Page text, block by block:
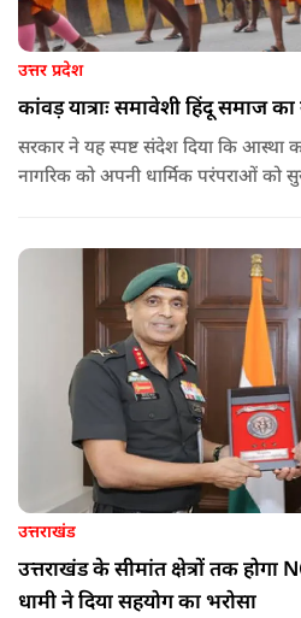
उत्तर प्रदेश
कांवड़ यात्राः समावेशी हिंदू समाज
सरकार ने यह स्पष्ट संदेश दिया कि आस्था
नागरिक को अपनी धार्मिक परंपराओं को
अपने नागरिकों की आस्था को दिया गया
उत्तराखंड
उत्तराखंड के सीमांत क्षेत्रों तक होगा
धामी ने दिया सहयोग का भरोसा